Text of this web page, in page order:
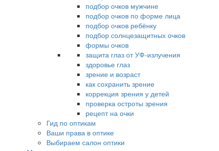
подбор очков мужчине
подбор очков по форме лица
подбор очков ребёнку
подбор солнцезащитных очков
формы очков
защита глаз от УФ-излучения
здоровье глаз
зрение и возраст
как сохранить зрение
коррекция зрения у детей
проверка остроты зрения
рецепт на очки
Гид по оптикам
Ваши права в оптике
Выбираем салон оптики